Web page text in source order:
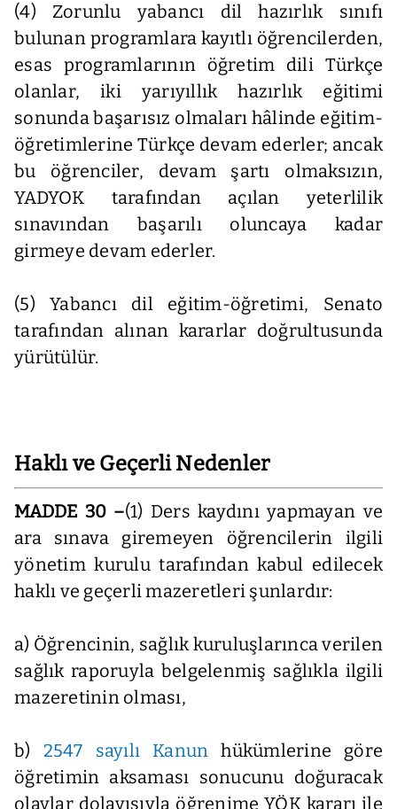
(4) Zorunlu yabancı dil hazırlık sınıfı
bulunan programlara kayıtlı öğrencilerden,
esas programlarının öğretim dili Türkçe
olanlar, iki yarıyıllık hazırlık eğitimi
sonunda başarısız olmaları hâlinde eğitim-
öğretimlerine Türkçe devam ederler; ancak
bu öğrenciler, devam şartı olmaksızın,
YADYOK tarafından açılan yeterlilik
sınavından başarılı oluncaya kadar
girmeye devam ederler.
(5) Yabancı dil eğitim-öğretimi, Senato
tarafından alınan kararlar doğrultusunda
yürütülür.
Haklı ve Geçerli Nedenler
MADDE 30 –(1) Ders kaydını yapmayan ve
ara sınava giremeyen öğrencilerin ilgili
yönetim kurulu tarafından kabul edilecek
haklı ve geçerli mazeretleri şunlardır:
a) Öğrencinin, sağlık kuruluşlarınca verilen
sağlık raporuyla belgelenmiş sağlıkla ilgili
mazeretinin olması,
b) 2547 sayılı Kanun hükümlerine göre
öğretimin aksaması sonucunu doğuracak
olaylar dolayısıyla öğrenime YÖK kararı ile